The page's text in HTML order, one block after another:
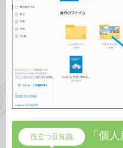
役立つ豆知識 「個